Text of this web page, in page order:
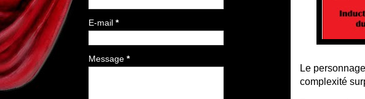
Le
complexité
E-mail *
Message *